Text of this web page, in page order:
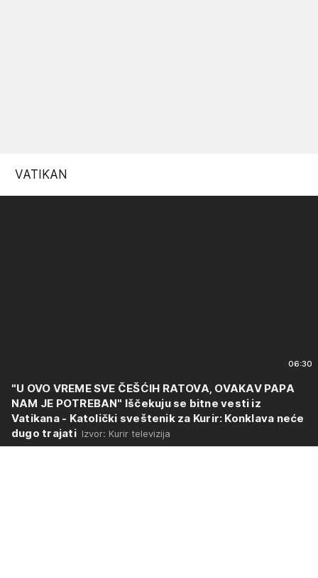
VATIKAN
06:30
"U OVO VREME SVE ČEŠĆIH RATOVA, OVAKAV PAPA
NAM JE POTREBAN" Iščekuju se bitne vesti iz
Vatikana - Katolički sveštenik za Kurir: Konklava neće
dugo trajatiIzvor: Kurir televizija